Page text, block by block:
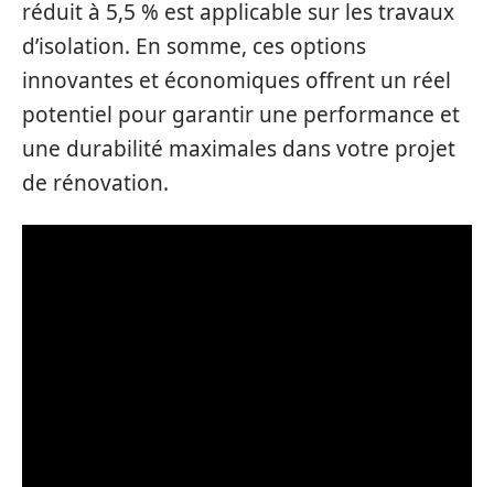
réduit à 5,5 % est applicable sur les travaux
d’isolation. En somme, ces options
innovantes et économiques offrent un réel
potentiel pour garantir une performance et
une durabilité maximales dans votre projet
de rénovation.